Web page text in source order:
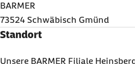
BARMER
73524 Schwäbisch Gmünd
Standort
Unsere BARMER Filiale